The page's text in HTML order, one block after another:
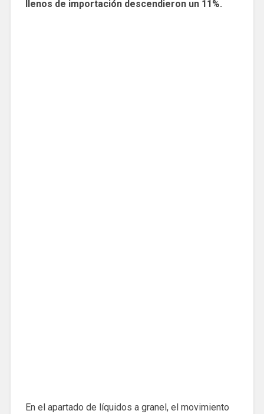
llenos de importación descendieron un 11%.
En el apartado de líquidos a granel, el movimiento